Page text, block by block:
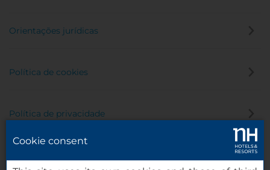
Orientações jurídicas
Política de cookies
Política de privacidade
Cookie consent